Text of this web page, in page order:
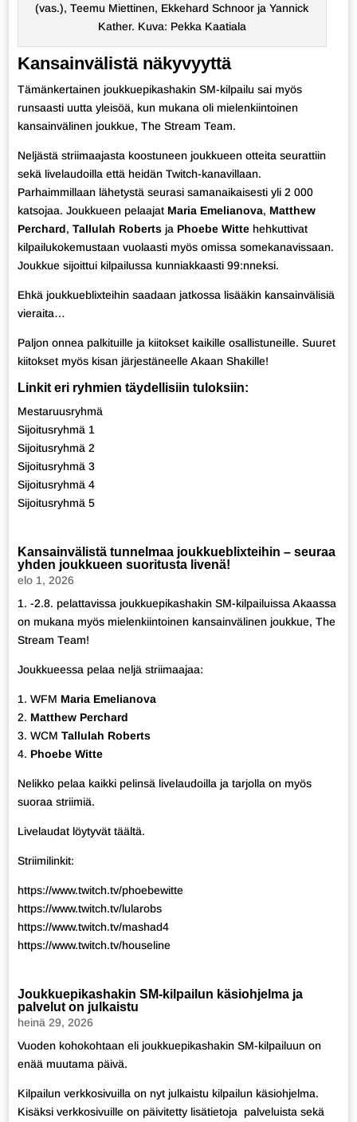
(vas.), Teemu Miettinen, Ekkehard Schnoor ja Yannick
Kather. Kuva: Pekka Kaatiala
Kansainvälistä näkyvyyttä
Tämänkertainen joukkuepikashakin SM-kilpailu sai myös
runsaasti uutta yleisöä, kun mukana oli mielenkiintoinen
kansainvälinen joukkue, The Stream Team.
Neljästä striimaajasta koostuneen joukkueen otteita seurattiin
sekä livelaudoilla että heidän Twitch-kanavillaan.
Parhaimmillaan lähetystä seurasi samanaikaisesti yli 2 000
katsojaa. Joukkueen pelaajat Maria Emelianova, Matthew
Perchard, Tallulah Robertsja Phoebe Wittehehkuttivat
kilpailukokemustaan vuolaasti myös omissa somekanavissaan.
Joukkue sijoittui kilpailussa kunniakkaasti 99:nneksi.
Ehkä joukkueblixteihin saadaan jatkossa lisääkin kansainvälisiä
vieraita…
Paljon onnea palkituille ja kiitokset kaikille osallistuneille. Suuret
kiitokset myös kisan järjestäneelle Akaan Shakille!
Linkit eri ryhmien täydellisiin tuloksiin:
Mestaruusryhmä
Sijoitusryhmä 1
Sijoitusryhmä 2
Sijoitusryhmä 3
Sijoitusryhmä 4
Sijoitusryhmä 5
Kansainvälistä tunnelmaa joukkueblixteihin – seuraa
yhden joukkueen suoritusta livenä!
elo 1, 2026
1. -2.8. pelattavissa joukkuepikashakin SM-kilpailuissa Akaassa
on mukana myös mielenkiintoinen kansainvälinen joukkue, The
Stream Team!
Joukkueessa pelaa neljä striimaajaa:
1. WFM Maria Emelianova
2. Matthew Perchard
3. WCM Tallulah Roberts
4. Phoebe Witte
Nelikko pelaa kaikki pelinsä livelaudoilla ja tarjolla on myös
suoraa striimiä.
Livelaudat löytyvät täältä.
Striimilinkit:
https://www.twitch.tv/phoebewitte
https://www.twitch.tv/lularobs
https://www.twitch.tv/mashad4
https://www.twitch.tv/houseline
Joukkuepikashakin SM-kilpailun käsiohjelma ja
palvelut on julkaistu
heinä 29, 2026
Vuoden kohokohtaan eli joukkuepikashakin SM-kilpailuun on
enää muutama päivä.
Kilpailun verkkosivuilla on nyt julkaistu kilpailun käsiohjelma.
Kisäksi verkkosivuille on päivitetty lisätietoja palveluista sekä